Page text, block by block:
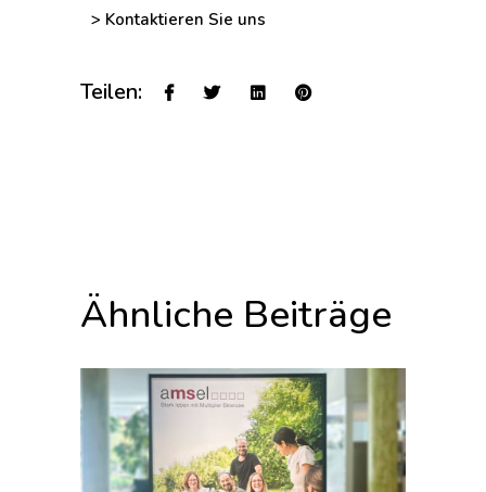
> Kontaktieren Sie uns
Teilen:
Ähnliche Beiträge